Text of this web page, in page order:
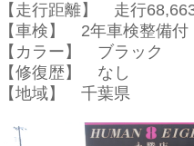
【走行距離】 走行
【車検】 2年車検整備付
【カラー】 ブラック
【修復歴】 なし
【地域】 千葉県